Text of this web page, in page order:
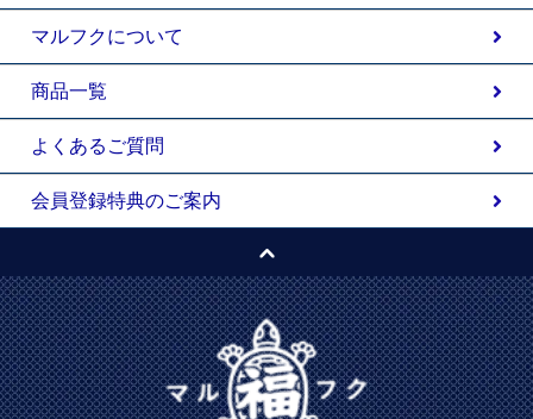
マルフクについて
商品一覧
よくあるご質問
会員登録特典のご案内